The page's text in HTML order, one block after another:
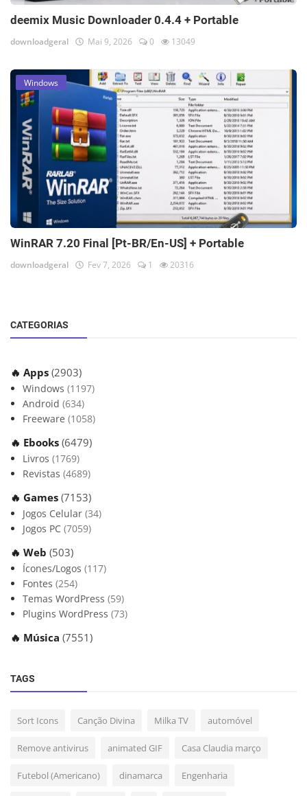
deemix Music Downloader 0.4.4 + Portable
downloadgeral Mai 9, 2026 0 13049
Windows
WinRAR 7.20 Final [Pt-BR/En-US] + Portable
downloadgeral Fev 7, 2026 1 20316
CATEGORIAS
🔥 Apps (2903)
Windows (1197)
Android (634)
Freeware (1058)
🔥 Ebooks (6479)
Livros (1769)
Revistas (4689)
🔥 Games (7153)
Jogos Celular (34)
Jogos PC (7059)
🔥 Web (503)
Ícones/Logos (117)
Fontes (254)
Temas WordPress (59)
Plugins WordPress (73)
🔥 Música (7551)
TAGS
Sort Icons Canção Divina Milka TV automóvel
Remove antivirus animated GIF Casa Claudia março
Futebol (Americano) dinamarca Engenharia